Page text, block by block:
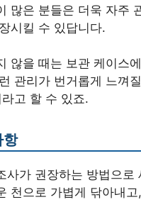
많은 분들은 더욱 자주
시킬 수 있답니다.
않을 때는 보관 케이스
관리가 번거롭게 느껴
라고 할 수 있죠.
항
사가 권장하는 방법으
천으로 가볍게 닦아내